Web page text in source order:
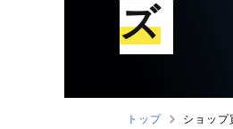
ズ
トップ ショップ